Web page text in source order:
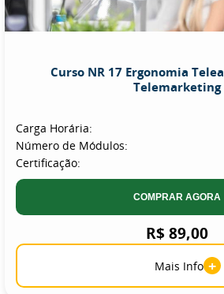
Curso NR 17 Ergonomia
Telemarketing
Carga Horária:
Número de Módulos:
Certificação:
COMPRAR AGORA
R$ 89,00
Mais Info +